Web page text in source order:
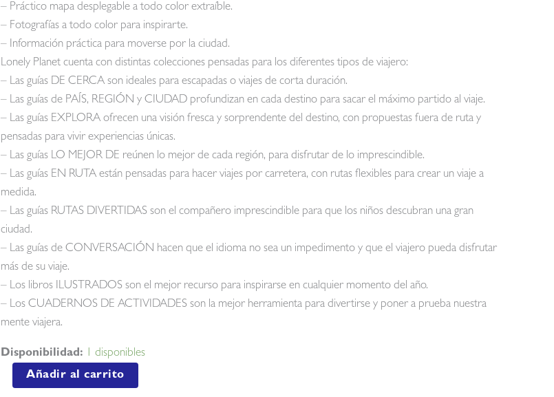
– Práctico mapa desplegable a todo color extraíble.
– Fotografías a todo color para inspirarte.
– Información práctica para moverse por la ciudad.
Lonely Planet cuenta con distintas colecciones pensadas para los diferentes tipos de viajero:
– Las guías DE CERCA son ideales para escapadas o viajes de corta duración.
– Las guías de PAÍS, REGIÓN y CIUDAD profundizan en cada destino para sacar el máximo partido al viaje.
– Las guías EXPLORA ofrecen una visión fresca y sorprendente del destino, con propuestas fuera de ruta y
pensadas para vivir experiencias únicas.
– Las guías LO MEJOR DE reúnen lo mejor de cada región, para disfrutar de lo imprescindible.
– Las guías EN RUTA están pensadas para hacer viajes por carretera, con rutas flexibles para crear un viaje a
medida.
– Las guías RUTAS DIVERTIDAS son el compañero imprescindible para que los niños descubran una gran
ciudad.
– Las guías de CONVERSACIÓN hacen que el idioma no sea un impedimento y que el viajero pueda disfrutar
más de su viaje.
– Los libros ILUSTRADOS son el mejor recurso para inspirarse en cualquier momento del año.
– Los CUADERNOS DE ACTIVIDADES son la mejor herramienta para divertirse y poner a prueba nuestra
mente viajera.
Disponibilidad: 1 disponibles
DublínAñadir al carrito